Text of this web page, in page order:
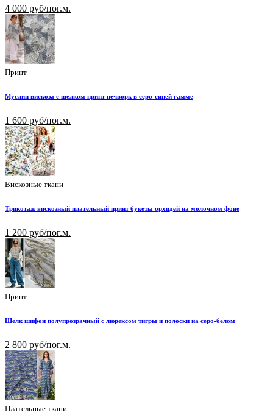
4 000 руб/пог.м.
Принт
Муслин вискоза с шелком принт печворк в серо-синей гамме
1 600 руб/пог.м.
Вискозные ткани
Трикотаж вискозный плательный принт букеты орхидей на молочном фоне
1 200 руб/пог.м.
Принт
Шелк шифон полупрозрачный с люрексом тигры и полоски на серо-белом
2 800 руб/пог.м.
Плательные ткани